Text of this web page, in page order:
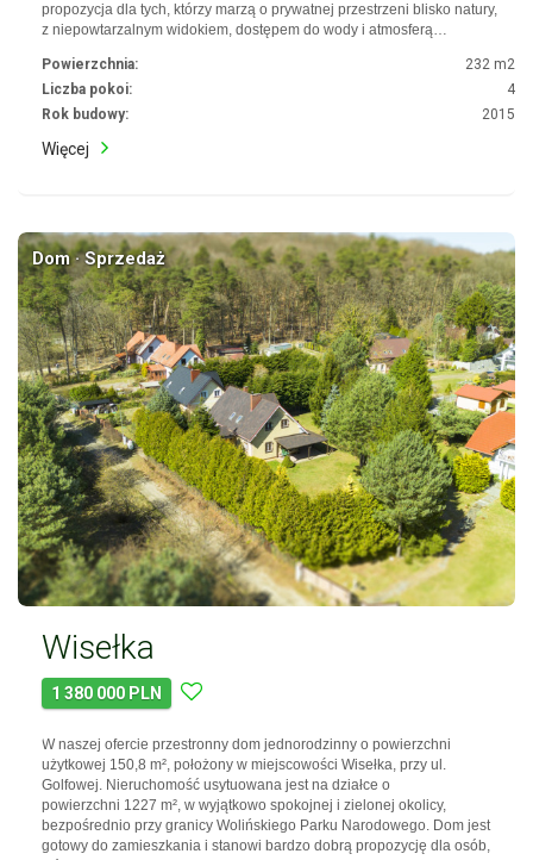
propozycja dla tych, którzy marzą o prywatnej przestrzeni blisko natury,
z niepowtarzalnym widokiem, dostępem do wody i atmosferą…
Powierzchnia:
232 m2
Liczba pokoi:
4
Rok budowy:
2015
Więcej
Dom · Sprzedaż
Wisełka
1 380 000 PLN
W naszej ofercie przestronny dom jednorodzinny o powierzchni
użytkowej 150,8 m², położony w miejscowości Wisełka, przy ul.
Golfowej. Nieruchomość usytuowana jest na działce o
powierzchni 1227 m², w wyjątkowo spokojnej i zielonej okolicy,
bezpośrednio przy granicy Wolińskiego Parku Narodowego. Dom jest
gotowy do zamieszkania i stanowi bardzo dobrą propozycję dla osób,